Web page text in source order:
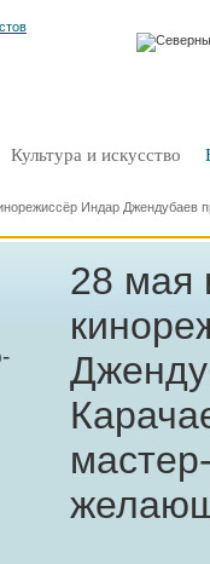
Культура и искусство
Индар Джендубаев
28 мая